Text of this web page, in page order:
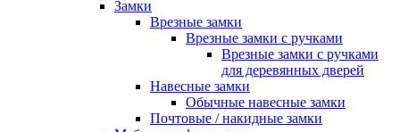
Замки
Врезные замки
Врезные замки с ручками
Врезные замки с ручками
для деревянных дверей
Навесные замки
Обычные навесные замки
Почтовые / накидные замки